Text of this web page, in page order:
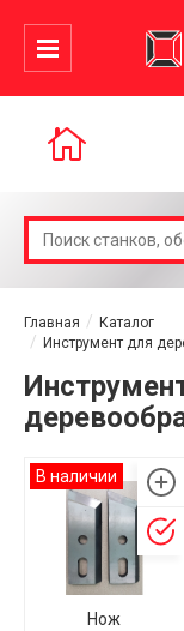
Главная
Каталог
Инструмент для
В наличии
Нож